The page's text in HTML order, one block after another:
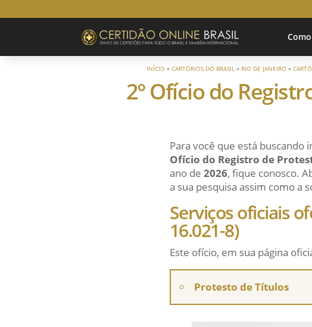
INÍCIO» CARTÓRIOS DO BRASIL » RIO DE JANEIRO»
2º Ofício do
Para você que está
Ofício do Registro de
ano de 2026, fique conosco.
a sua pesquisa assim como a
Serviços oficiais
16.021-8)
Este ofício, em sua página
Protesto de Títulos